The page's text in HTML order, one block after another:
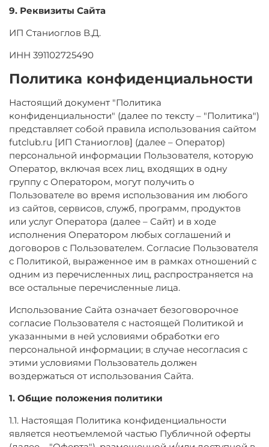
9. Реквизиты Сайта
ИП Станиоглов В.Д.
ИНН 391102725490
Политика конфиденциальности
Настоящий документ "Политика
конфиденциальности" (далее по тексту – "Политика")
представляет собой правила использования сайтом
futclub.ru [ИП Станиоглов] (далее – Оператор)
персональной информации Пользователя, которую
Оператор, включая всех лиц, входящих в одну
группу с Оператором, могут получить о
Пользователе во время использования им любого
из сайтов, сервисов, служб, программ, продуктов
или услуг Оператора (далее – Сайт) и в ходе
исполнения Оператором любых соглашений и
договоров с Пользователем. Согласие Пользователя
с Политикой, выраженное им в рамках отношений с
одним из перечисленных лиц, распространяется на
все остальные перечисленные лица.
Использование Сайта означает безоговорочное
согласие Пользователя с настоящей Политикой и
указанными в ней условиями обработки его
персональной информации; в случае несогласия с
этими условиями Пользователь должен
воздержаться от использования Сайта.
1. Общие положения политики
1.1. Настоящая Политика конфиденциальности
является неотъемлемой частью Публичной оферты